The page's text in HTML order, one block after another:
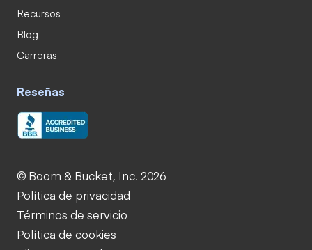
Recursos
Blog
Carreras
Reseñas
© Boom & Bucket, Inc. 2026
Política de privacidad
Términos de servicio
Política de cookies